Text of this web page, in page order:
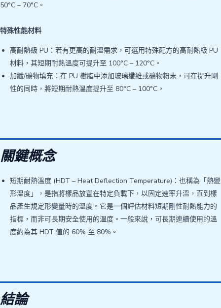
50°C – 70°C。
特殊性能材料
高耐熱級 PU：若有更高的耐溫需求，可選用特殊配方的高耐熱級 PU
材料，其短期耐熱溫度可提升至 100°C – 120°C。
加纖/礦物填充：在 PU 樹脂中添加玻璃纖維或礦物粉末，可在提升剛
性的同時，將短期耐熱溫度提升至 80°C – 100°C。
關鍵概念
短期耐熱溫度 (HDT – Heat Deflection Temperature)：也稱為「熱變
形溫度」，是指將樣品放置在特定負載下，以固定速率升溫，直到樣
品產生規定形變量時的溫度。它是一個評估材料短期剛性耐熱能力的
指標，而非可長期安全使用的溫度。一般來說，可長期連續使用的溫
度約為其 HDT 值的 60% 至 80%。
結論